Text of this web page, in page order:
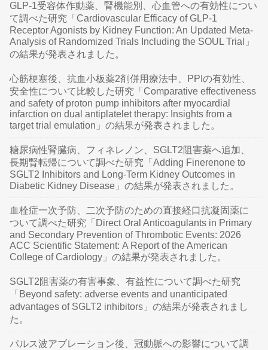
GLP-1受容体作動薬、腎機能別、心血管への有効性につい
て調べた研究「Cardiovascular Efficacy of GLP-1
Receptor Agonists by Kidney Function: An Updated Meta-
Analysis of Randomized Trials Including the SOUL Trial」
の結果が発表されました。
心筋梗塞後、抗血小板薬2剤併用療法中、PPIの有効性、
安全性について比較した研究「Comparative effectiveness
and safety of proton pump inhibitors after myocardial
infarction on dual antiplatelet therapy: Insights from a
target trial emulation」の結果が発表されました。
糖尿病性腎臓病、フィネレノン、SGLT2阻害薬へ追加、
長期腎転帰について調べた研究「Adding Finerenone to
SGLT2 Inhibitors and Long-Term Kidney Outcomes in
Diabetic Kidney Disease」の結果が発表されました。
血栓症一次予防、二次予防のための直接経口抗凝固薬に
ついて調べた研究「Direct Oral Anticoagulants in Primary
and Secondary Prevention of Thrombotic Events: 2026
ACC Scientific Statement: A Report of the American
College of Cardiology」の結果が発表されました。
SGLT2阻害薬の有害事象、有益性について調べた研究
「Beyond safety: adverse events and unanticipated
advantages of SGLT2 inhibitors」の結果が発表されまし
た。
パルス波アブレーション後、冠動脈への影響について調